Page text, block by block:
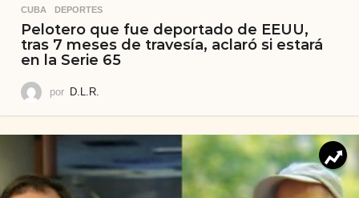
CUBA ,DEPORTES
Pelotero que fue deportado de EEUU,
tras 7 meses de travesía, aclaró si estará
en la Serie 65
por D.L.R.